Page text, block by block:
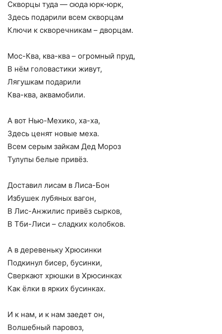
Скворцы туда — сюда юрк-юрк,
Здесь подарили всем скворцам
Ключи к скворечникам – дворцам.
Мос-Ква, ква-ква – огромный пруд,
В нём головастики живут,
Лягушкам подарили
Ква-ква, аквамобили.
А вот Нью-Мехико, ха-ха,
Здесь ценят новые меха.
Всем серым зайкам Дед Мороз
Тулупы белые привёз.
Доставил лисам в Лиса-Бон
Избушек лубяных вагон,
В Лис-Анжилис привёз сырков,
В Тби-Лиси – сладких колобков.
А в деревеньку Хрюсинки
Подкинул бисер, бусинки,
Сверкают хрюшки в Хрюсинках
Как ёлки в ярких бусинках.
И к нам, и к нам заедет он,
Волшебный паровоз,